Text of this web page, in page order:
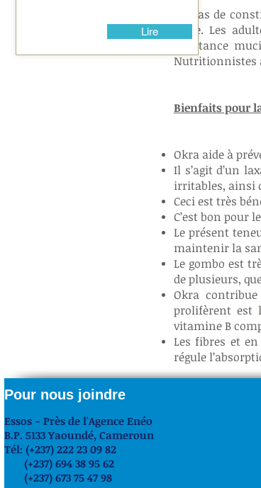
En cas de
boire. Les
substance
Nutritionnistes
Bienfaits pour
Okra aide à
Il s’agit d’un
irritables, ainsi
Ceci est très
C’est bon pour
Le présent
maintenir la
Le gombo est
de plusieurs,
Okra
prolifèrent est
vitamine B
Les fibres et
régule
Lire
Pour nous joindre
Essos - Près de l'Agence Enéo
B.P. 5133 Yaoundé, Cameroun
Tél: (+237) 222 23 09 82
(+237) 694 38 95 62
(+237) 673 75 47 98